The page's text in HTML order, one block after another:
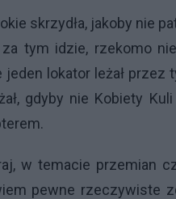
skrzydła, jakoby nie
tym idzie, rzekomo
lokator leżał
gdyby nie Kobiety
w temacie przemian
pewne rzeczywiste